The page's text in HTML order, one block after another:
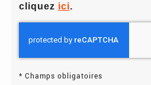
cliquez ici.
* Champs obligatoires